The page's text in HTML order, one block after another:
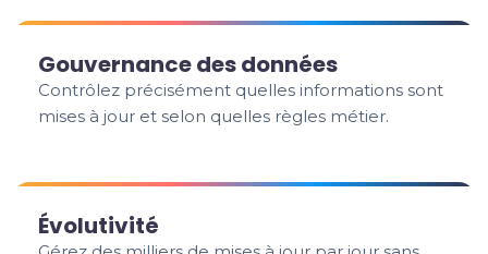
Gouvernance des données
Contrôlez précisément quelles informations sont
mises à jour et selon quelles règles métier.
Évolutivité